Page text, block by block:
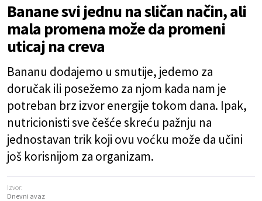
Banane svi jednu na sličan način, ali
mala promena može da promeni
uticaj na creva
Bananu dodajemo u smutije, jedemo za
doručak ili posežemo za njom kada nam je
potreban brz izvor energije tokom dana. Ipak,
nutricionisti sve češće skreću pažnju na
jednostavan trik koji ovu voćku može da učini
još korisnijom za organizam.
Izvor:
Dnevni avaz